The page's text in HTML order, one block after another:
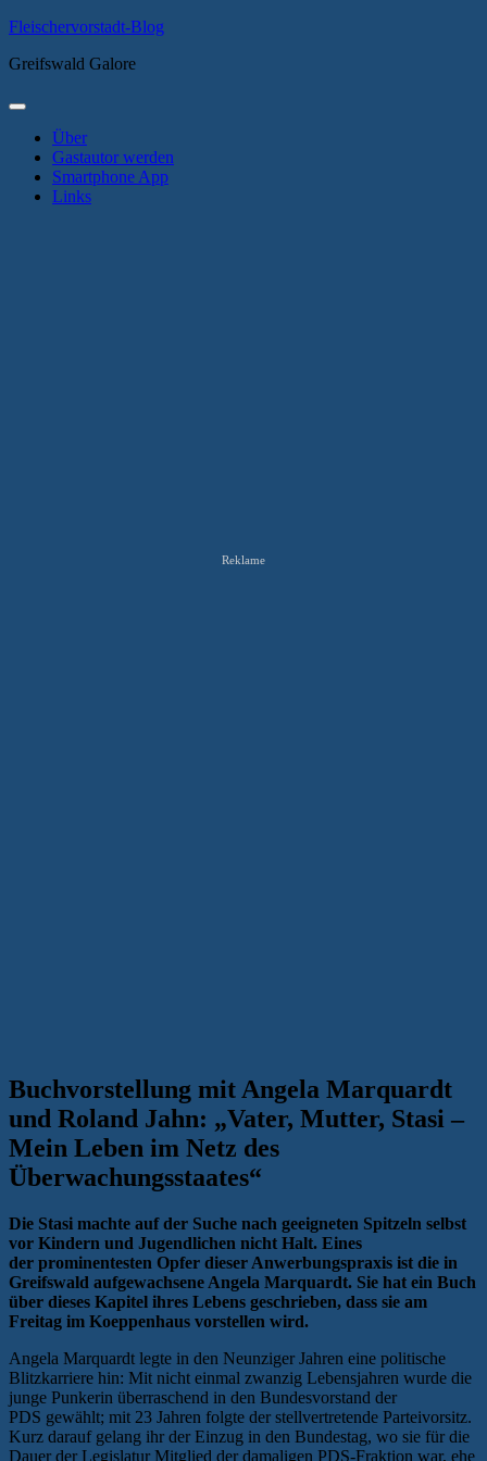
Zum
springen
Fleischervorstadt-Blog
Greifswald Galore
Primäres
Über
Gastautor werden
Smartphone App
Links
Reklame
Buchvorstellung mit Angela Marquardt
und Roland Jahn: „Vater, Mutter, Stasi –
Mein Leben im Netz des
Überwachungsstaates“
Die Stasi machte auf der Suche nach geeigneten Spitzeln selbst
vor Kindern und Jugendlichen nicht Halt. Eines
der prominentesten Opfer dieser Anwerbungspraxis ist die in
Greifswald aufgewachsene Angela Marquardt. Sie hat ein Buch
über dieses Kapitel ihres Lebens geschrieben, dass sie am
Freitag im Koeppenhaus vorstellen wird.
Angela Marquardt legte in den Neunziger Jahren eine politische
Blitzkarriere hin: Mit nicht einmal zwanzig Lebensjahren wurde die
junge Punkerin überraschend in den Bundesvorstand der
PDS gewählt; mit 23 Jahren folgte der stellvertretende Parteivorsitz.
Kurz darauf gelang ihr der Einzug in den Bundestag, wo sie für die
Dauer der Legislatur Mitglied der damaligen PDS-Fraktion war, ehe